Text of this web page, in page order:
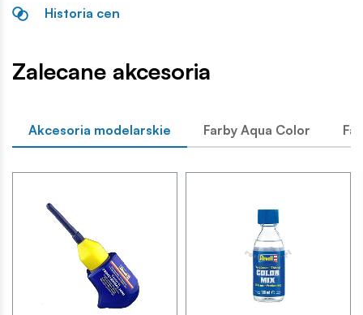
Historia cen
Zalecane akcesoria
Akcesoria modelarskie Farby Aqua Color